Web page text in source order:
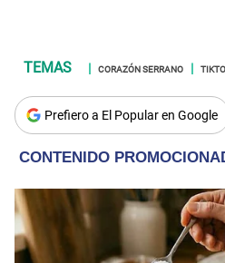
CORAZÓN SERRANO
Prefiero a El Popular en Google